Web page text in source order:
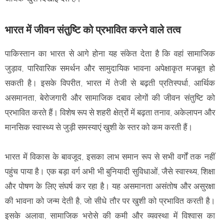
भारत में जीवन संतुष्टि को प्रभावित करने वाले तत्व
पाकिस्तान का भारत से आगे होना यह संकेत देता है कि वहां सामाजिक
जुड़ाव, पारिवारिक समर्थन और सामुदायिक भावना अपेक्षाकृत मजबूत हो
सकती है। इसके विपरीत, भारत में तेजी से बढ़ती प्रतिस्पर्धा, आर्थिक
असमानता, बेरोजगारी और सामाजिक दबाव लोगों की जीवन संतुष्टि को
प्रभावित करते हैं। विशेष रूप से शहरी क्षेत्रों में बढ़ता तनाव, अकेलापन और
मानसिक स्वास्थ्य से जुड़ी समस्याएं खुशी के स्तर को कम करती हैं।
भारत में विकास के बावजूद, इसका लाभ समान रूप से सभी वर्गों तक नहीं
पहुंच पाया है। एक बड़ा वर्ग अभी भी बुनियादी सुविधाओं, जैसे स्वास्थ्य, शिक्षा
और पोषण के लिए संघर्ष कर रहा है। यह असमानता असंतोष और असुरक्षा
की भावना को जन्म देती है, जो सीधे तौर पर खुशी को प्रभावित करती है।
इसके अलावा, सामाजिक भरोसे की कमी और व्यवस्था में विश्वास का